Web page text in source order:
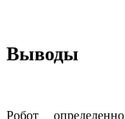
Выводы
Робот